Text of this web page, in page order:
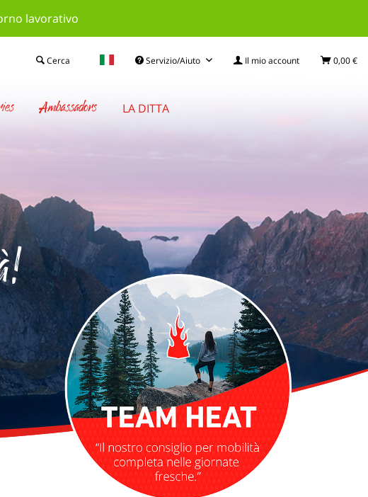
lavorativo
Servizio/Aiuto Il mio account 0,00 €
Cerca
Ambassadors LA DITTA